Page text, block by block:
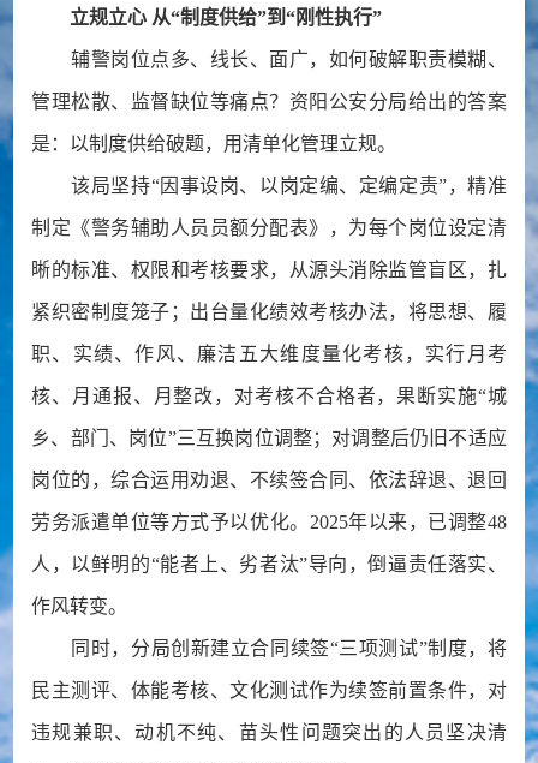
立规立心 从“制度供给”到“刚性执行”
辅警岗位点多、线长、面广，如何破解职责模糊、
管理松散、监督缺位等痛点？资阳公安分局给出的答案
是：以制度供给破题，用清单化管理立规。
该局坚持“因事设岗、以岗定编、定编定责”，精准
制定《警务辅助人员员额分配表》，为每个岗位设定清
晰的标准、权限和考核要求，从源头消除监管盲区，扎
紧织密制度笼子；出台量化绩效考核办法，将思想、履
职、实绩、作风、廉洁五大维度量化考核，实行月考
核、月通报、月整改，对考核不合格者，果断实施“城
乡、部门、岗位”三互换岗位调整；对调整后仍旧不适应
岗位的，综合运用劝退、不续签合同、依法辞退、退回
劳务派遣单位等方式予以优化。2025年以来，已调整48
人，以鲜明的“能者上、劣者汰”导向，倒逼责任落实、
作风转变。
同时，分局创新建立合同续签“三项测试”制度，将
民主测评、体能考核、文化测试作为续签前置条件，对
违规兼职、动机不纯、苗头性问题突出的人员坚决清